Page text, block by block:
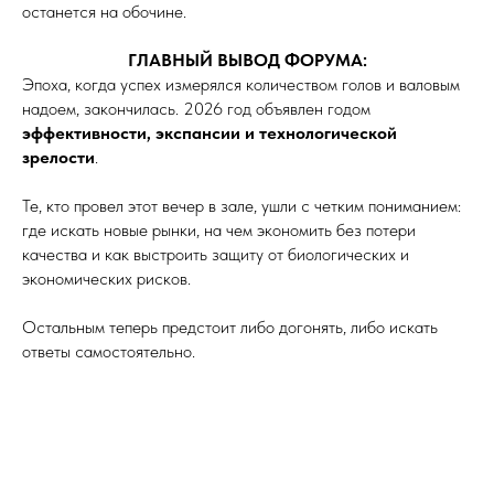
останется на обочине.
ГЛАВНЫЙ ВЫВОД ФОРУМА:
Эпоха, когда успех измерялся количеством голов и валовым
надоем, закончилась. 2026 год объявлен годом
эффективности, экспансии и технологической
зрелости.
Те, кто провел этот вечер в зале, ушли с четким пониманием:
где искать новые рынки, на чем экономить без потери
качества и как выстроить защиту от биологических и
экономических рисков.
Остальным теперь предстоит либо догонять, либо искать
ответы самостоятельно.